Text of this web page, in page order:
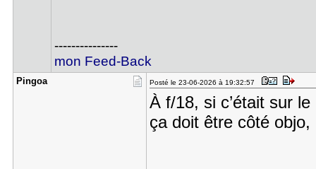
---------------
mon Feed-Back
Pingoa Posté le 23-06-2026 à 19:32:57
À f/18, si c’était sur
ça doit être côté